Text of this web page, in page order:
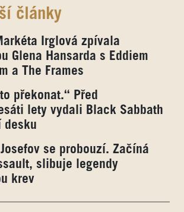
články
Irglová zpívala
Glena Hansarda s Eddiem
a The Frames
překonat.“ Před
lety vydali Black Sabbath
desku
se probouzí. Začíná
slibuje legendy
krev